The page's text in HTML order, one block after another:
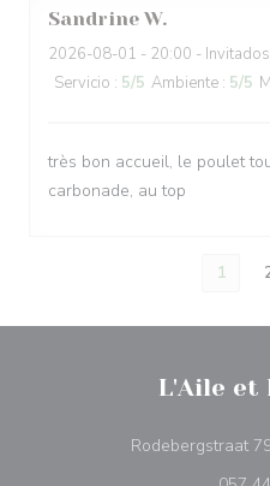
Sandrine W
2026-08-01 - 20:00 -
Servicio : 5/5 Ambiente : 5/5
très bon accueil, le poulet
carbonade, au top
1
L'Aile et
Rodebergstraat